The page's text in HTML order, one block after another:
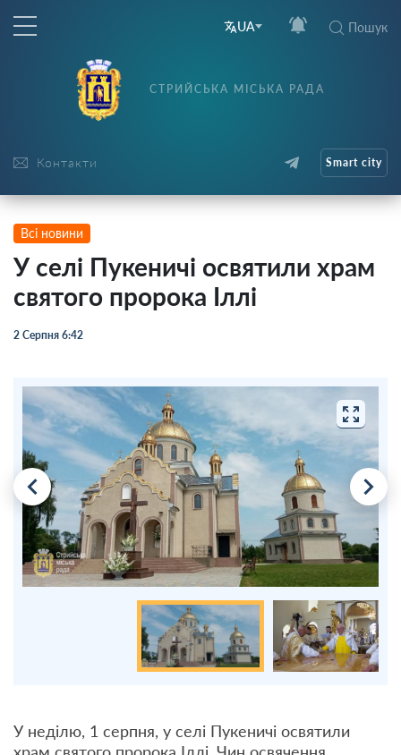
UA Пошук
Контакти
СТРИЙСЬКА МІСЬКА РАДА
Smart city
Всі новини
У селі Пукеничі освятили храм
святого пророка Іллі
2 Серпня 6:42
У неділю, 1 серпня, у селі Пукеничі освятили